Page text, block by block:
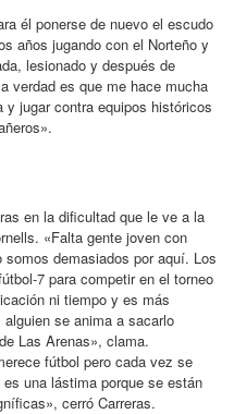
él ponerse de nuevo el escudo
años jugando con el Norteño y
lesionado y después de
verdad es que me hace mucha
jugar contra equipos históricos
en la dificultad que le ve a la
«Falta gente joven con
demasiados por aquí. Los
7 para competir en el torneo
ni tiempo y es más
se anima a sacarlo
Las Arenas», clama.
fútbol pero cada vez se
una lástima porque se están
cerró Carreras.